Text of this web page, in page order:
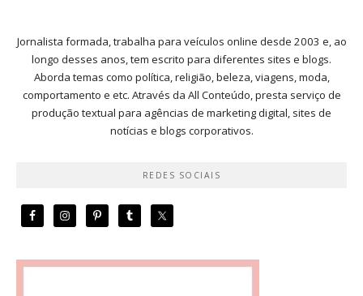
Jornalista formada, trabalha para veículos online desde 2003 e, ao
longo desses anos, tem escrito para diferentes sites e blogs.
Aborda temas como política, religião, beleza, viagens, moda,
comportamento e etc. Através da All Conteúdo, presta serviço de
produção textual para agências de marketing digital, sites de
notícias e blogs corporativos.
REDES SOCIAIS